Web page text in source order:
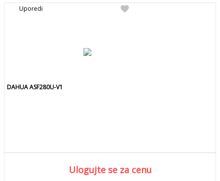
Detaljnijefavorite
Uporedi
DAHUA ASF280U-V1
Ulogujte se za cenu